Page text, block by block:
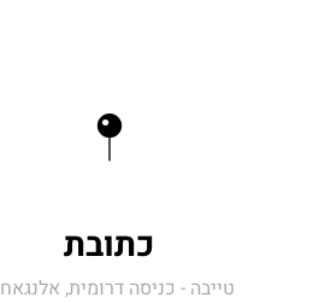
כתובת
טייבה - כניסה דרומית, אלנגאח 1